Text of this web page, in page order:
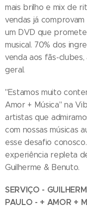
mais brilho e mix de
vendas já
um DVD que
musical. 70% dos
venda aos fãs-
geral.
"Estamos muito
Amor + Música" na
artistas que
com nossas músicas
esse desafio
experiência repleta
Guilherme & Benuto.
SERVIÇO -
PAULO - + AMOR +